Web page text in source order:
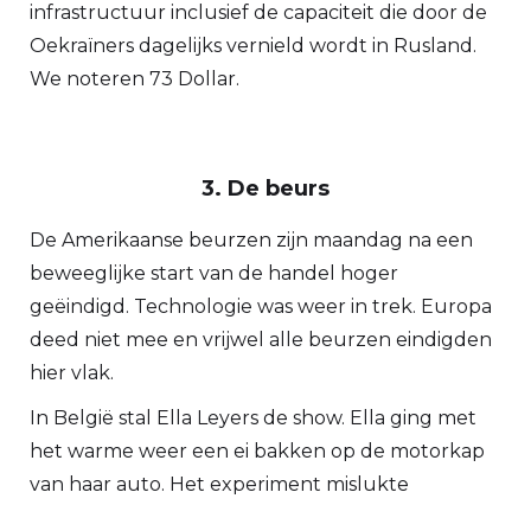
infrastructuur inclusief de capaciteit die door de
Oekraïners dagelijks vernield wordt in Rusland.
We noteren 73 Dollar.
3. De beurs
De Amerikaanse beurzen zijn maandag na een
beweeglijke start van de handel hoger
geëindigd. Technologie was weer in trek. Europa
deed niet mee en vrijwel alle beurzen eindigden
hier vlak.
In België stal Ella Leyers de show. Ella ging met
het warme weer een ei bakken op de motorkap
van haar auto. Het experiment mislukte